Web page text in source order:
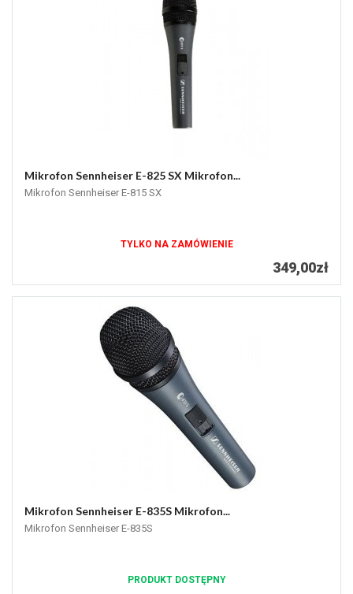
Mikrofon Sennheiser E-825 SX Mikrofon...
Mikrofon Sennheiser E-815 SX
TYLKO NA ZAMÓWIENIE
349,00zł
Mikrofon Sennheiser E-835S Mikrofon...
Mikrofon Sennheiser E-835S
PRODUKT DOSTĘPNY